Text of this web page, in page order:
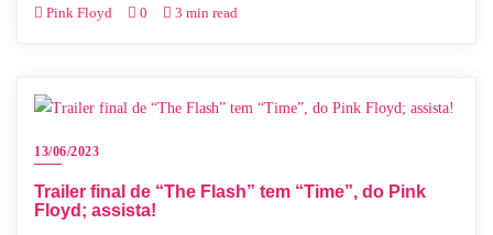
Pink Floyd 0 3 min read
13/06/2023
Trailer final de “The Flash” tem “Time”, do Pink
Floyd; assista!